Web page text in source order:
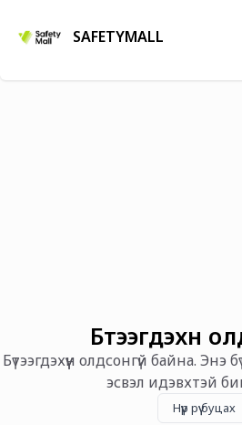
SAFETYMALL
Бүтээгдэхүүн
Бүтээгдэхүүн олдсонгүй байна. Энэ
эсвэл идэвхтэй
Нүүр рүү буцах